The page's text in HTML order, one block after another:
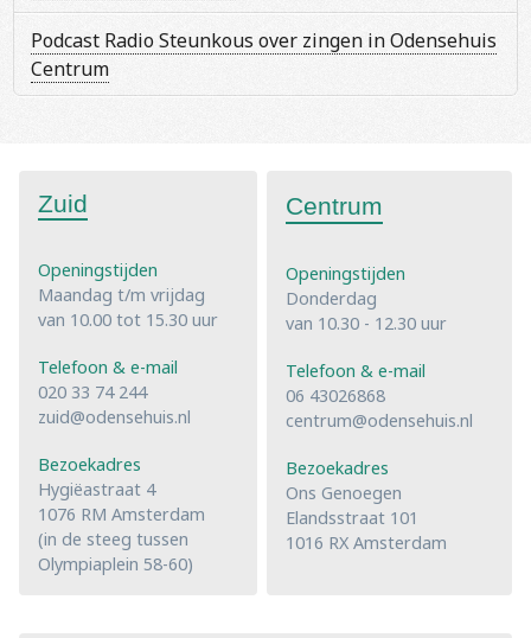
Podcast Radio Steunkous over zingen in Odensehuis
Centrum
Zuid
Openingstijden
Maandag t/m vrijdag
van 10.00 tot 15.30 uur
Telefoon & e-mail
020 33 74 244
zuid@odensehuis.nl
Bezoekadres
Hygiëastraat 4
1076 RM Amsterdam
(in de steeg tussen
Olympiaplein 58-60)
Centrum
Openingstijden
Donderdag
van 10.30 - 12.30 uur
Telefoon & e-mail
06 43026868
centrum@odensehuis.nl
Bezoekadres
Ons Genoegen
Elandsstraat 101
1016 RX Amsterdam